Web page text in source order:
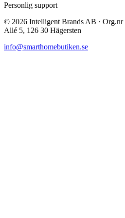
Personlig support
© 2026 Intelligent Brands AB · Org.nr
Allé 5, 126 30 Hägersten
info@smarthomebutiken.se